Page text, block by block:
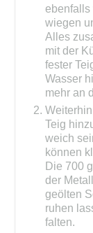
ebenfalls
wiegen
Alles
mit der
fester
Wasser
mehr an
Teig
weich
können
Die 700
der
geölten
ruhen
falten.